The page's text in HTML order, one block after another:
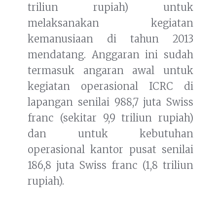
triliun rupiah) untuk
melaksanakan kegiatan
kemanusiaan di tahun 2013
mendatang. Anggaran ini sudah
termasuk angaran awal untuk
kegiatan operasional ICRC di
lapangan senilai 988,7 juta Swiss
franc (sekitar 9,9 triliun rupiah)
dan untuk kebutuhan
operasional kantor pusat senilai
186,8 juta Swiss franc (1,8 triliun
rupiah).